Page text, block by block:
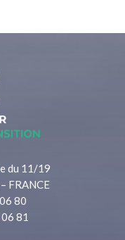
du 11/19
FRANCE
80
81